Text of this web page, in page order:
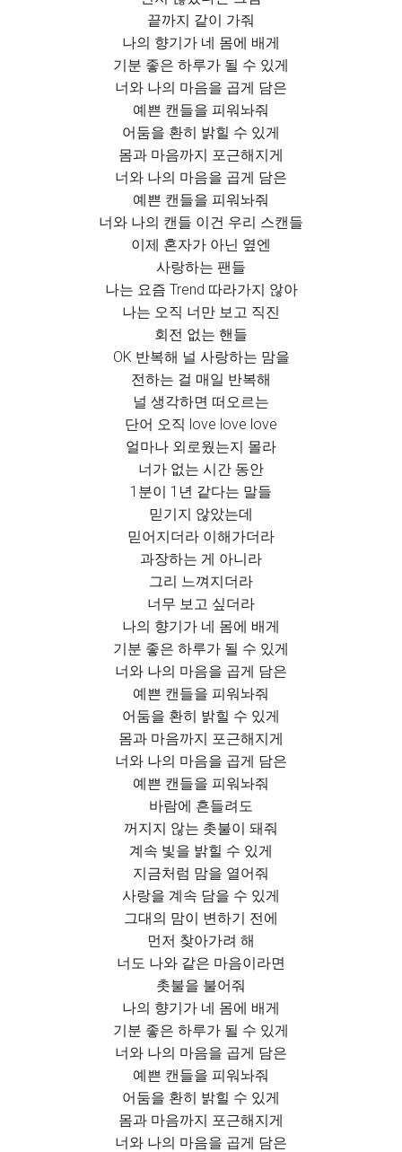
끝까지 같이 가줘
나의 향기가 네 몸에 배게
기분 좋은 하루가 될 수 있게
너와 나의 마음을 곱게 담은
예쁜 캔들을 피워놔줘
어둠을 환히 밝힐 수 있게
몸과 마음까지 포근해지게
너와 나의 마음을 곱게 담은
예쁜 캔들을 피워놔줘
너와 나의 캔들 이건 우리 스캔들
이제 혼자가 아닌 옆엔
사랑하는 팬들
나는 요즘 Trend 따라가지 않아
나는 오직 너만 보고 직진
회전 없는 핸들
OK 반복해 널 사랑하는 맘을
전하는 걸 매일 반복해
널 생각하면 떠오르는
단어 오직 love love love
얼마나 외로웠는지 몰라
너가 없는 시간 동안
1분이 1년 같다는 말들
믿기지 않았는데
믿어지더라 이해가더라
과장하는 게 아니라
그리 느껴지더라
너무 보고 싶더라
나의 향기가 네 몸에 배게
기분 좋은 하루가 될 수 있게
너와 나의 마음을 곱게 담은
예쁜 캔들을 피워놔줘
어둠을 환히 밝힐 수 있게
몸과 마음까지 포근해지게
너와 나의 마음을 곱게 담은
예쁜 캔들을 피워놔줘
바람에 흔들려도
꺼지지 않는 촛불이 돼줘
계속 빛을 밝힐 수 있게
지금처럼 맘을 열어줘
사랑을 계속 담을 수 있게
그대의 맘이 변하기 전에
먼저 찾아가려 해
너도 나와 같은 마음이라면
촛불을 불어줘
나의 향기가 네 몸에 배게
기분 좋은 하루가 될 수 있게
너와 나의 마음을 곱게 담은
예쁜 캔들을 피워놔줘
어둠을 환히 밝힐 수 있게
몸과 마음까지 포근해지게
너와 나의 마음을 곱게 담은